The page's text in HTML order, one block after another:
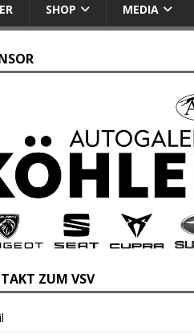
SHOP MEDIA
ZUM VSV